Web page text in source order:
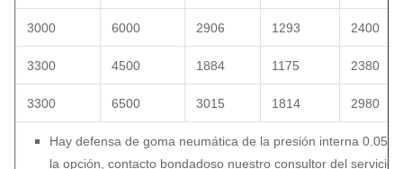
3000 6000 2906 1293 2400
3300 4500 1884 1175 2380
3300 6500 3015 1814 2980
Hay defensa de goma neumática de la presión interna
la opción, contacto bondadoso nuestro consultor del servicio